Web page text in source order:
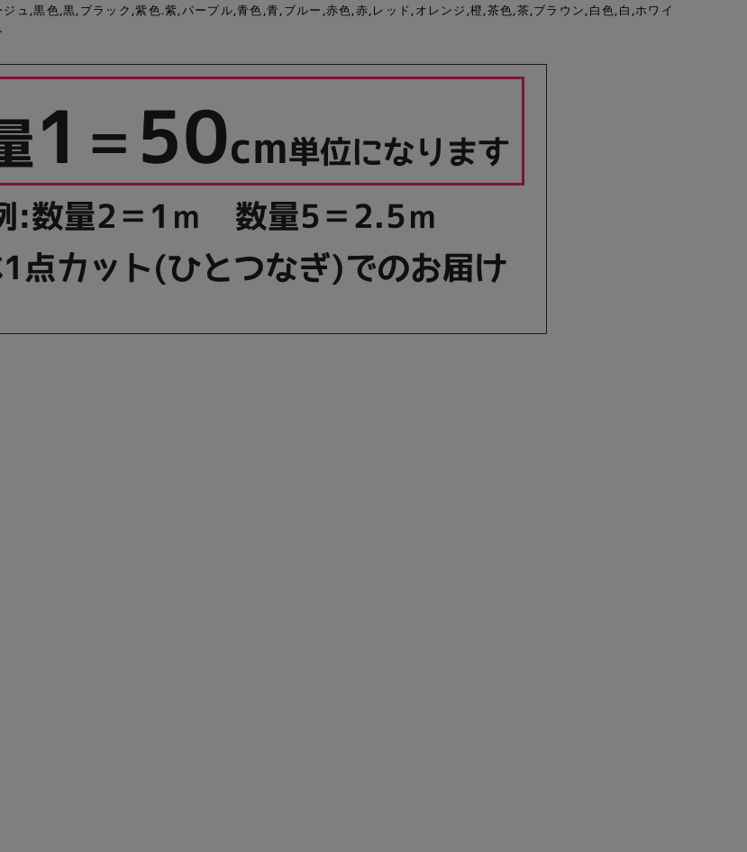
ュ,黒色,黒,ブラック,紫色.紫,パープル,青色,青,ブルー,赤色,赤,レッド,オレンジ,橙,茶色,茶,ブラウン,白色,白,ホワイ